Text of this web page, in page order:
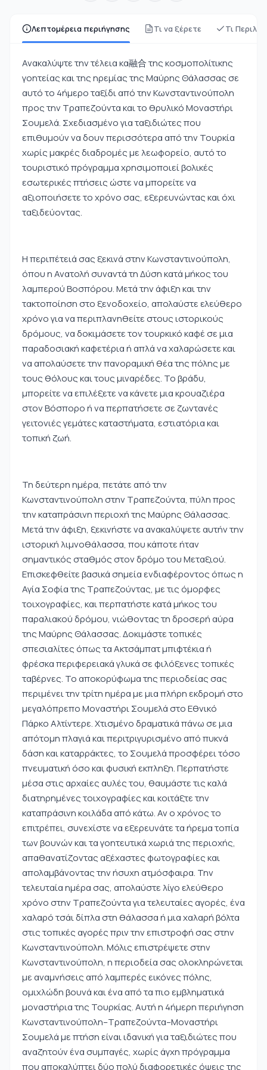
Λεπτομέρεια περιήγησης Τι να ξέρετε Τι
Ανακαλύψτε την τέλεια κα融合 της κοσμοπολίτικης
γοητείας και της ηρεμίας της Μαύρης Θάλασσας σε
αυτό το 4ήμερο ταξίδι από την Κωνσταντινούπολη
προς την Τραπεζούντα και το θρυλικό Μοναστήρι
Σουμελά. Σχεδιασμένο για ταξιδιώτες που
επιθυμούν να δουν περισσότερα από την Τουρκία
χωρίς μακρές διαδρομές με λεωφορείο, αυτό το
τουριστικό πρόγραμμα χρησιμοποιεί βολικές
εσωτερικές πτήσεις ώστε να μπορείτε να
αξιοποιήσετε το χρόνο σας, εξερευνώντας και όχι
ταξιδεύοντας.
Η περιπέτειά σας ξεκινά στην Κωνσταντινούπολη,
όπου η Ανατολή συναντά τη Δύση κατά μήκος του
λαμπερού Βοσπόρου. Μετά την άφιξη και την
τακτοποίηση στο ξενοδοχείο, απολαύστε ελεύθερο
χρόνο για να περιπλανηθείτε στους ιστορικούς
δρόμους, να δοκιμάσετε τον τουρκικό καφέ σε μια
παραδοσιακή καφετέρια ή απλά να χαλαρώσετε και
να απολαύσετε την πανοραμική θέα της πόλης με
τους θόλους και τους μιναρέδες. Το βράδυ,
μπορείτε να επιλέξετε να κάνετε μια κρουαζιέρα
στον Βόσπορο ή να περπατήσετε σε ζωντανές
γειτονιές γεμάτες καταστήματα, εστιατόρια και
τοπική ζωή.
Τη δεύτερη ημέρα, πετάτε από την
Κωνσταντινούπολη στην Τραπεζούντα, πύλη προς
την καταπράσινη περιοχή της Μαύρης Θάλασσας.
Μετά την άφιξη, ξεκινήστε να ανακαλύψετε αυτήν την
ιστορική λιμνοθάλασσα, που κάποτε ήταν
σημαντικός σταθμός στον δρόμο του Μεταξιού.
Επισκεφθείτε βασικά σημεία ενδιαφέροντος όπως η
Αγία Σοφία της Τραπεζούντας, με τις όμορφες
τοιχογραφίες, και περπατήστε κατά μήκος του
παραλιακού δρόμου, νιώθοντας τη δροσερή αύρα
της Μαύρης Θάλασσας. Δοκιμάστε τοπικές
σπεσιαλίτες όπως τα Ακτσάμπατ μπιφτέκια ή
φρέσκα περιφερειακά γλυκά σε φιλόξενες τοπικές
ταβέρνες. Το αποκορύφωμα της περιοδείας σας
περιμένει την τρίτη ημέρα με μια πλήρη εκδρομή στο
μεγαλόπρεπο Μοναστήρι Σουμελά στο Εθνικό
Πάρκο Αλτίντερε. Χτισμένο δραματικά πάνω σε μια
απότομη πλαγιά και περιτριγυρισμένο από πυκνά
δάση και καταρράκτες, το Σουμελά προσφέρει τόσο
πνευματική όσο και φυσική εκπληξη. Περπατήστε
μέσα στις αρχαίες αυλές του, θαυμάστε τις καλά
διατηρημένες τοιχογραφίες και κοιτάξτε την
καταπράσινη κοιλάδα από κάτω. Αν ο χρόνος το
επιτρέπει, συνεχίστε να εξερευνάτε τα ήρεμα τοπία
των βουνών και τα γοητευτικά χωριά της περιοχής,
απαθανατίζοντας αξέχαστες φωτογραφίες και
απολαμβάνοντας την ήσυχη ατμόσφαιρα. Την
τελευταία ημέρα σας, απολαύστε λίγο ελεύθερο
χρόνο στην Τραπεζούντα για τελευταίες αγορές, ένα
χαλαρό τσάι δίπλα στη θάλασσα ή μια χαλαρή βόλτα
στις τοπικές αγορές πριν την επιστροφή σας στην
Κωνσταντινούπολη. Μόλις επιστρέψετε στην
Κωνσταντινούπολη, η περιοδεία σας ολοκληρώνεται
με αναμνήσεις από λαμπερές εικόνες πόλης,
ομιχλώδη βουνά και ένα από τα πιο εμβληματικά
μοναστήρια της Τουρκίας. Αυτή η 4ήμερη περιήγηση
Κωνσταντινούπολη–Τραπεζούντα–Μοναστήρι
Σουμελά με πτήση είναι ιδανική για ταξιδιώτες που
αναζητούν ένα συμπαγές, χωρίς άγχη πρόγραμμα
που αποκαλύπτει δύο πολύ διαφορετικές όψεις της